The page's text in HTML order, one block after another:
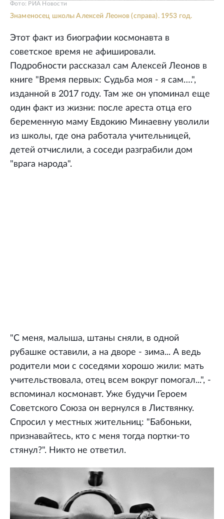
Знаменосец школы Алексей Леонов (справа). 1953 год.
Фото: РИА Новости
Этот факт из биографии космонавта в
советское время не афишировали.
Подробности рассказал сам Алексей Леонов в
книге "Время первых: Судьба моя - я сам….",
изданной в 2017 году. Там же он упоминал еще
один факт из жизни: после ареста отца его
беременную маму Евдокию Минаевну уволили
из школы, где она работала учительницей,
детей отчислили, а соседи разграбили дом
"врага народа".
"С меня, малыша, штаны сняли, в одной
рубашке оставили, а на дворе - зима... А ведь
родители мои с соседями хорошо жили: мать
учительствовала, отец всем вокруг помогал...", -
вспоминал космонавт. Уже будучи Героем
Советского Союза он вернулся в Листвянку.
Спросил у местных жительниц: "Бабоньки,
признавайтесь, кто с меня тогда портки-то
стянул?". Никто не ответил.